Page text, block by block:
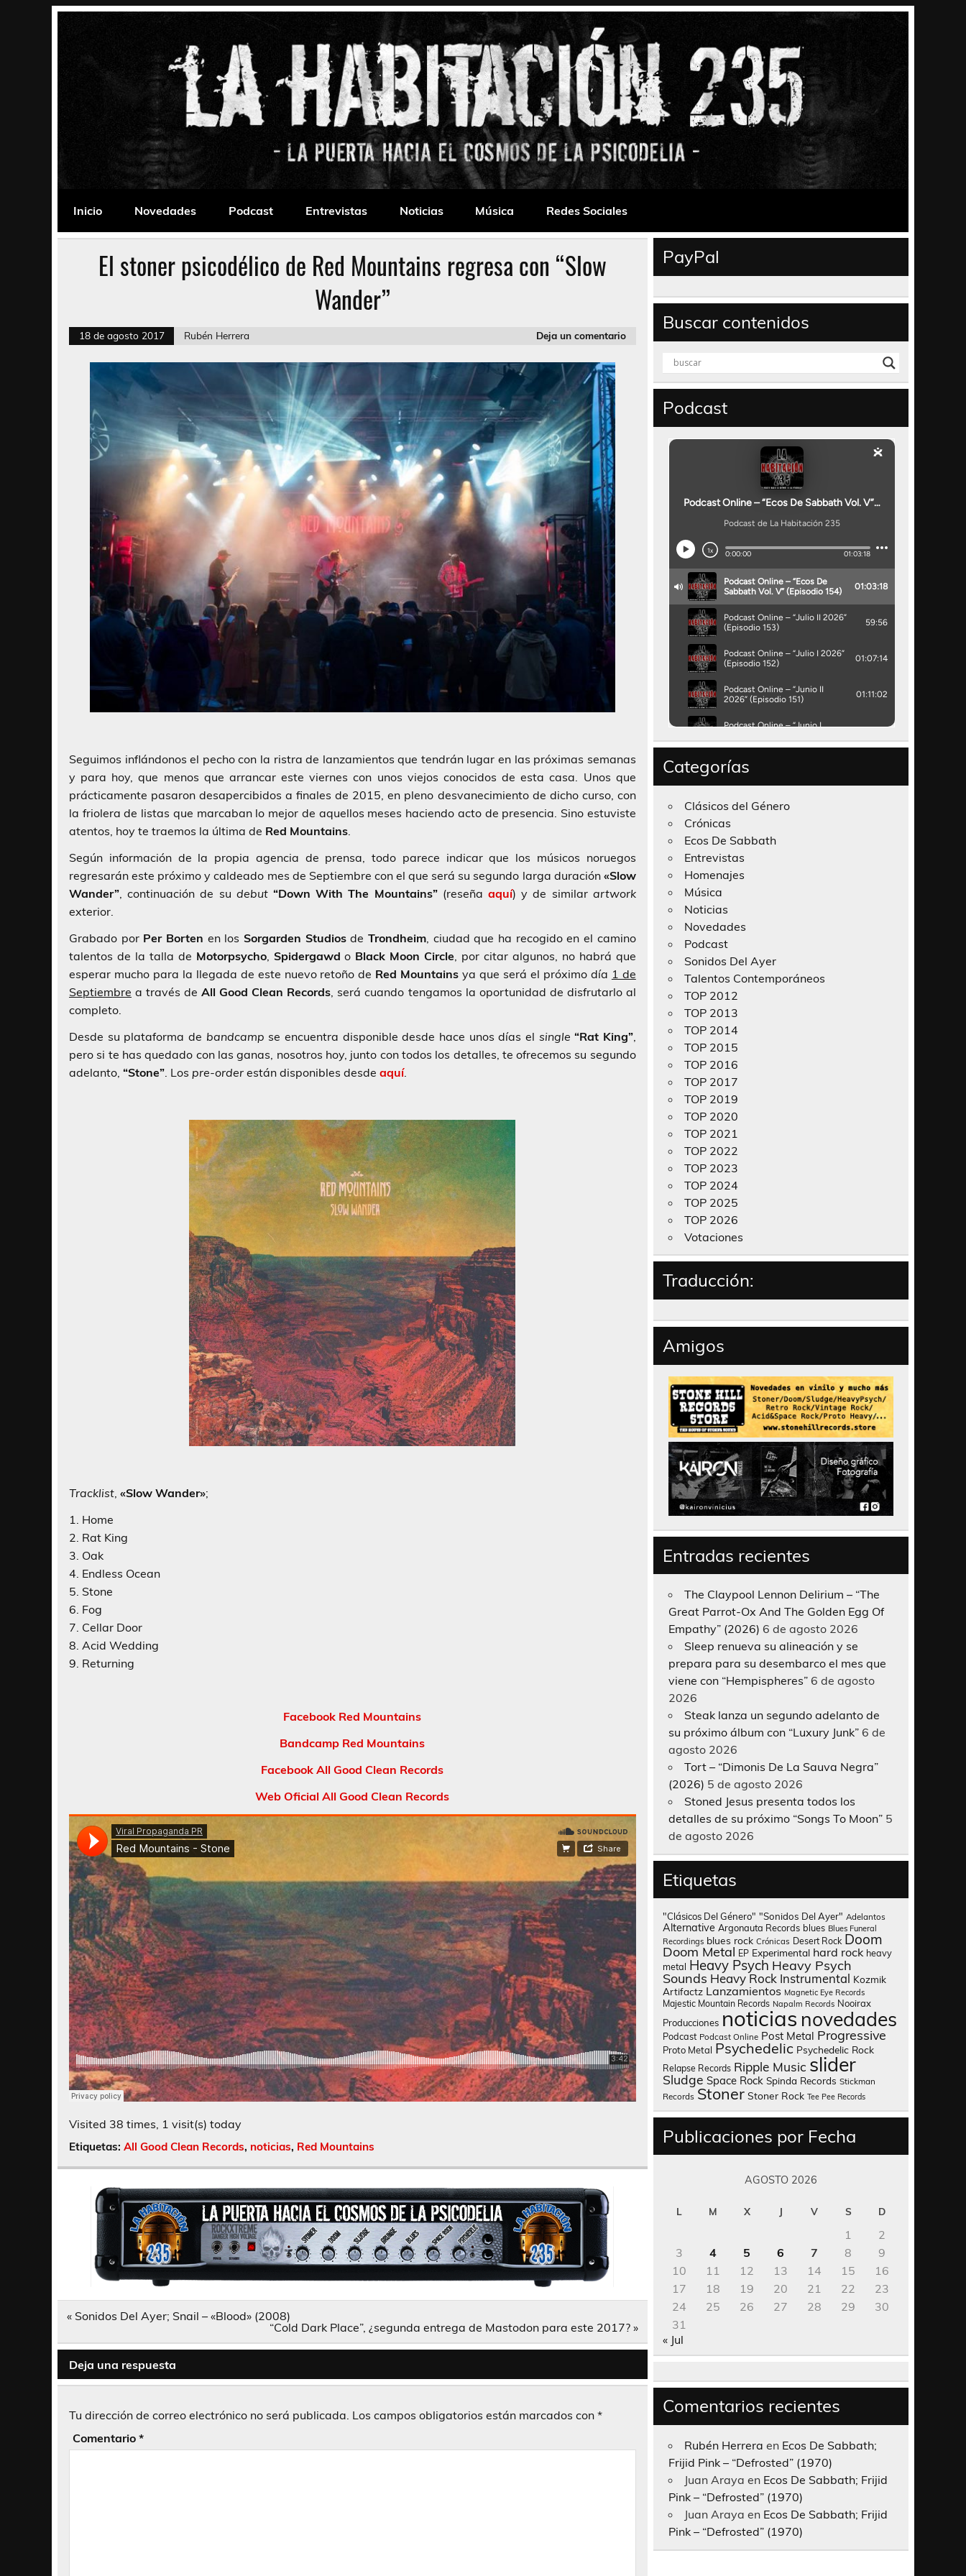
La Habitación 235
Inicio
Novedades Podcast Entrevistas Noticias Música Redes Sociales
El stoner psicodélico de Red Mountains regresa con “Slow
Wander”
18 de agosto 2017 Rubén Herrera Deja un comentario
Seguimos inflándonos el pecho con la ristra de lanzamientos que tendrán lugar en las próximas semanas
y para hoy, que menos que arrancar este viernes con unos viejos conocidos de esta casa. Unos que
prácticamente pasaron desapercibidos a finales de 2015, en pleno desvanecimiento de dicho curso, con
la friolera de listas que marcaban lo mejor de aquellos meses haciendo acto de presencia. Sino estuviste
atentos, hoy te traemos la última de Red Mountains.
Según información de la propia agencia de prensa, todo parece indicar que los músicos noruegos
regresarán este próximo y caldeado mes de Septiembre con el que será su segundo larga duración «Slow
Wander”, continuación de su debut “Down With The Mountains”(reseñaaquí) y de similar artwork
exterior.
Grabado por Per Borten en losSorgarden StudiosdeTrondheim, ciudad que ha recogido en el camino
talentos de la talla de Motorpsycho, Spidergawd o Black Moon Circle, por citar algunos, no habrá que
esperar mucho para la llegada de este nuevo retoño de Red Mountains ya que será el próximo día 1 de
Septiembre a través deAll Good Clean Records, será cuando tengamos la oportunidad de disfrutarlo al
completo.
Desde su plataforma de bandcamp se encuentra disponible desde hace unos días el single “Rat King”,
pero si te has quedado con las ganas, nosotros hoy, junto con todos los detalles, te ofrecemos su segundo
adelanto, “Stone”. Los pre-order están disponibles desde aquí.
Tracklist, «Slow Wander»;
1. Home
2. Rat King
3. Oak
4. Endless Ocean
5. Stone
6. Fog
7. Cellar Door
8. Acid Wedding
9. Returning
Facebook Red Mountains
Bandcamp Red Mountains
Facebook All Good Clean Records
Web Oficial All Good Clean Records
Visited 38 times, 1 visit(s) today
Etiquetas: All Good Clean Records, noticias, Red Mountains
Navegación
« Sonidos Del Ayer; Snail – «Blood» (2008)
“Cold Dark Place”, ¿segunda entrega de Mastodon para este 2017? »
Deja una respuesta
Tu dirección de correo electrónico no será publicada. Los campos obligatorios están marcados con *
Comentario *
PayPal
Buscar contenidos
Podcast
Categorías
Clásicos del Género
Crónicas
Ecos De Sabbath
Entrevistas
Homenajes
Música
Noticias
Novedades
Podcast
Sonidos Del Ayer
Talentos Contemporáneos
TOP 2012
TOP 2013
TOP 2014
TOP 2015
TOP 2016
TOP 2017
TOP 2019
TOP 2020
TOP 2021
TOP 2022
TOP 2023
TOP 2024
TOP 2025
TOP 2026
Votaciones
Traducción:
Amigos
Entradas recientes
The Claypool Lennon Delirium – “The
Great Parrot-Ox And The Golden Egg Of
Empathy” (2026) 6 de agosto 2026
Sleep renueva su alineación y se
prepara para su desembarco el mes que
viene con “Hempispheres” 6 de agosto
2026
Steak lanza un segundo adelanto de
su próximo álbum con “Luxury Junk” 6 de
agosto 2026
Tort – “Dimonis De La Sauva Negra”
(2026) 5 de agosto 2026
Stoned Jesus presenta todos los
detalles de su próximo “Songs To Moon” 5
de agosto 2026
Etiquetas
"Clásicos Del Género" "Sonidos Del Ayer" Adelantos
Alternative Argonauta Records blues Blues Funeral
Recordings blues rock Crónicas Desert Rock Doom
Doom Metal EP Experimental hard rock heavy
metal Heavy Psych Heavy Psych
Sounds Heavy Rock Instrumental Kozmik
Artifactz Lanzamientos Magnetic Eye Records
Majestic Mountain Records Napalm Records Nooirax
Producciones noticias novedades
Podcast Podcast Online Post Metal Progressive
Proto Metal Psychedelic Psychedelic Rock
Relapse Records Ripple Music slider
Sludge Space Rock Spinda Records Stickman
Records Stoner Stoner Rock Tee Pee Records
Publicaciones por Fecha
AGOSTO 2026
L M X J V S D
1
2
3
4 5 6 7 8
9
10
11 12 13 14 15
16
17
18 19 20 21 22
23
24
25 26 27 28 29
30
31
« Jul
Comentarios recientes
Rubén Herrera en Ecos De Sabbath;
Frijid Pink – “Defrosted” (1970)
Juan Araya en Ecos De Sabbath; Frijid
Pink – “Defrosted” (1970)
Juan Araya en Ecos De Sabbath; Frijid
Pink – “Defrosted” (1970)